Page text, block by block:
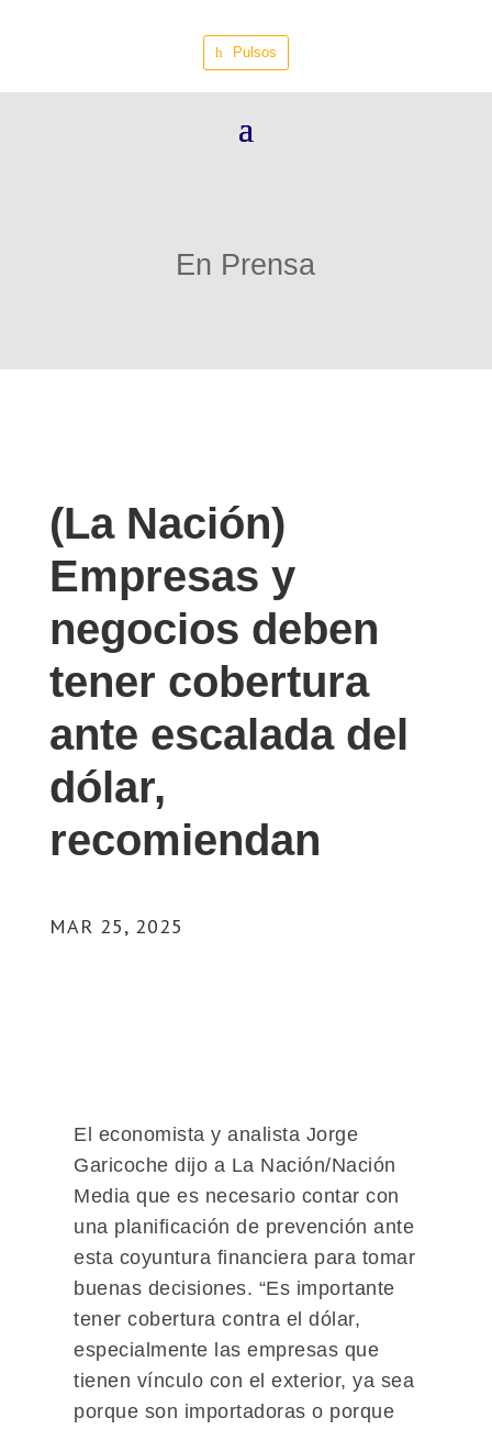
Pulsos
En Prensa
(La Nación)
Empresas y
negocios deben
tener cobertura
ante escalada del
dólar,
recomiendan
MAR 25, 2025
El economista y analista Jorge
Garicoche dijo a La Nación/Nación
Media que es necesario contar con
una planificación de prevención ante
esta coyuntura financiera para tomar
buenas decisiones. “Es importante
tener cobertura contra el dólar,
especialmente las empresas que
tienen vínculo con el exterior, ya sea
porque son importadoras o porque